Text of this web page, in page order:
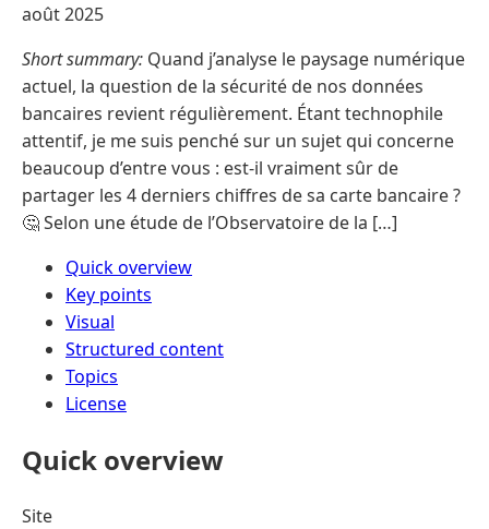
août 2025
Short summary: Quand j’analyse le paysage numérique
actuel, la question de la sécurité de nos données
bancaires revient régulièrement. Étant technophile
attentif, je me suis penché sur un sujet qui concerne
beaucoup d’entre vous : est-il vraiment sûr de
partager les 4 derniers chiffres de sa carte bancaire ?
🤔 Selon une étude de l’Observatoire de la […]
Quick overview
Key points
Visual
Structured content
Topics
License
Quick overview
Site